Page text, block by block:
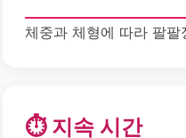
체중과 체형에 따라 팔
⏱️ 지속 시간